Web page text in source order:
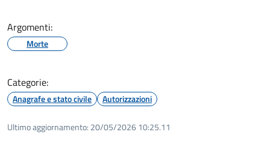
Argomenti:
Morte
Categorie:
Anagrafe e stato civile Autorizzazioni
Ultimo aggiornamento: 20/05/2026 10:25.11